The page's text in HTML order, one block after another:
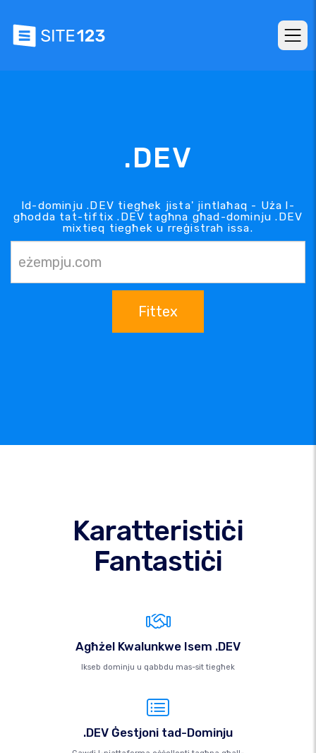
.DEV
Id-dominju .DEV tiegħek jista' jintlaħaq - Uża l-
għodda tat-tiftix .DEV tagħna għad-dominju .DEV
mixtieq tiegħek u rreġistrah issa.
Fittex
Karatteristiċi
Fantastiċi
Agħżel Kwalunkwe Isem .DEV
Ikseb dominju u qabbdu mas-sit tiegħek
.DEV Ġestjoni tad-Dominju